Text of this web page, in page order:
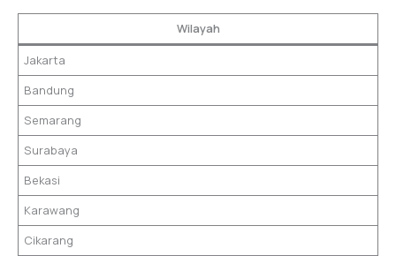
Wilayah
Jakarta
Bandung
Semarang
Surabaya
Bekasi
Karawang
Cikarang